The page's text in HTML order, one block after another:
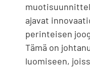
ajavat
perinteisen
Tämä on
luomiseen,